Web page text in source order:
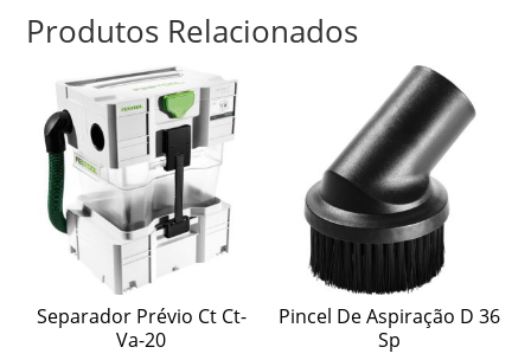
Produtos Relacionados
Separador Prévio Ct Ct-
Va-20
Pincel De Aspiração D 36
Sp